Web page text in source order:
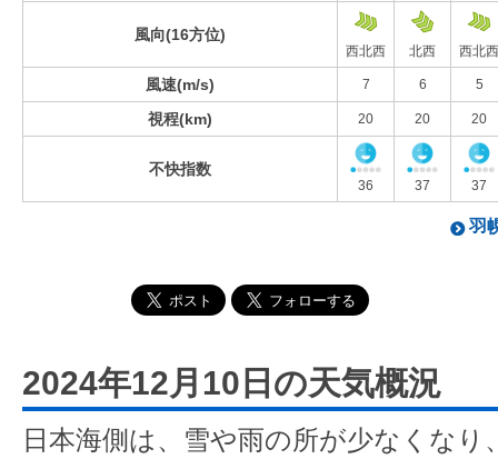
風向(16方位)
西北西 北西 西北西
風速(m/s) 7 6 5
視程(km) 20 20 20
不快指数
36 37 37
羽
2024年12月10日の天気概況
日本海側は、雪や雨の所が少なくな